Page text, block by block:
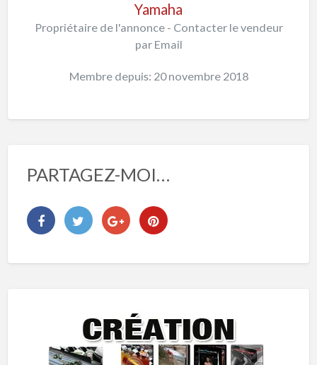
Yamaha
Propriétaire de l'annonce - Contacter le vendeur
par Email
Membre depuis: 20 novembre 2018
PARTAGEZ-MOI…